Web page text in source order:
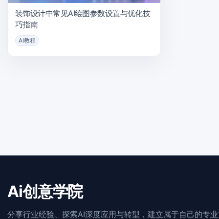
装饰设计中常见AI绘图参数设置与优化技
巧指南
AI教程
Ai创意学院
分享行业经验、探索AI深度应用与转型，建立属于自己的专业